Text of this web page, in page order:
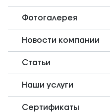
Фотогалерея
Новости компании
Статьи
Наши услуги
Сертификаты